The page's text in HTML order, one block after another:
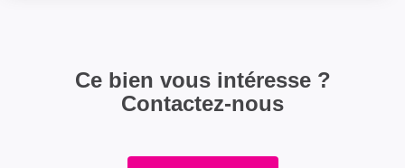
Ce bien vous intéresse ?
Contactez-nous